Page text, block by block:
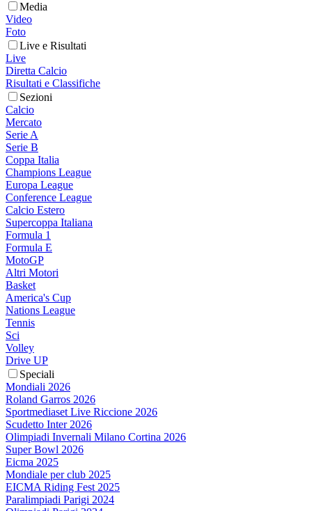
Media
Video
Foto
Live e Risultati
Live
Diretta Calcio
Risultati e Classifiche
Sezioni
Calcio
Mercato
Serie A
Serie B
Coppa Italia
Champions League
Europa League
Conference League
Calcio Estero
Supercoppa Italiana
Formula 1
Formula E
MotoGP
Altri Motori
Basket
America's Cup
Nations League
Tennis
Sci
Volley
Drive UP
Speciali
Mondiali 2026
Roland Garros 2026
Sportmediaset Live Riccione 2026
Scudetto Inter 2026
Olimpiadi Invernali Milano Cortina 2026
Super Bowl 2026
Eicma 2025
Mondiale per club 2025
EICMA Riding Fest 2025
Paralimpiadi Parigi 2024